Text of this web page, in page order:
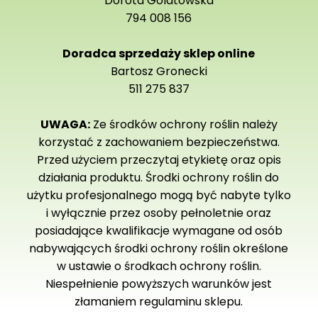
794 008 156
Doradca sprzedaży sklep online
Bartosz Gronecki
511 275 837
UWAGA:Ze środków ochrony roślin należy
korzystać z zachowaniem bezpieczeństwa.
Przed użyciem przeczytaj etykietę oraz opis
działania produktu. Środki ochrony roślin do
użytku profesjonalnego mogą być nabyte tylko
i wyłącznie przez osoby pełnoletnie oraz
posiadające kwalifikacje wymagane od osób
nabywających środki ochrony roślin określone
w ustawie o środkach ochrony roślin.
Niespełnienie powyższych warunków jest
złamaniem regulaminu sklepu.